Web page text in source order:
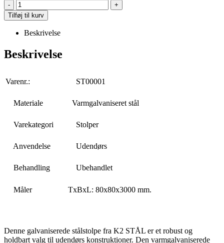
-
+
Tilføj til kurv
Beskrivelse
Beskrivelse
Varenr.: ST00001
Materiale Varmgalvaniseret stål
Varekategori Stolper
Anvendelse Udendørs
Behandling Ubehandlet
Måler TxBxL: 80x80x3000 mm.
Denne galvaniserede stålstolpe fra K2 STÅL er et robust og
holdbart valg til udendørs konstruktioner. Den varmgalvaniserede